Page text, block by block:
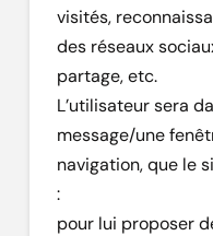
visités,
des réseaux
partage, etc.
L’utilisateur sera
message/une
navigation, que le
:
pour lui proposer